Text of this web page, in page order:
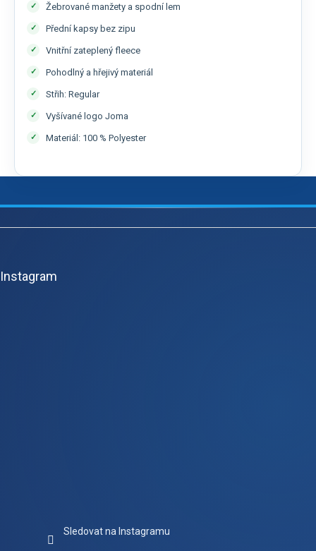
Žebrované manžety a spodní lem
Přední kapsy bez zipu
Vnitřní zateplený fleece
Pohodlný a hřejivý materiál
Střih: Regular
Vyšívané logo Joma
Materiál: 100 % Polyester
Z
Instagram
Sledovat na Instagramu